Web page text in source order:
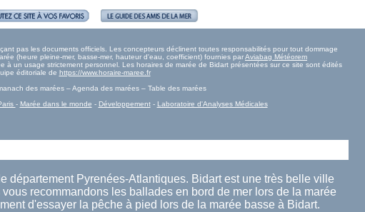
pas les documents officiels. Les concepteurs déclinent toutes responsabilités pour tout dommage
(heure pleine-mer, basse-mer, hauteur d'eau, coefficient) fournies parAviabag Météorem
à un usage strictement personnel. Les horaires de marée de Bidart présentées sur ce site sont édités
éditoriale de https://www.horaire-maree.fr
des marées – Agenda des marées – Table des marées
- Marée dans le monde - Développement- Laboratoire d'Analyses Médicales
département Pyrenées-Atlantiques. Bidart est une très belle ville
recommandons les ballades en bord de mer lors de la marée
d'essayer la pêche à pied lors de la marée basse à Bidart.